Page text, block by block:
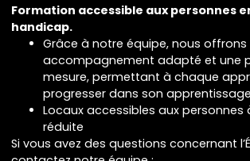
Formation accessible aux personnes
handicap.
Grâce à notre équipe, nous offrons
accompagnement adapté et une
mesure, permettant à chaque
progresser dans son
Locaux accessibles aux personnes
réduite
Si vous avez des questions concernant